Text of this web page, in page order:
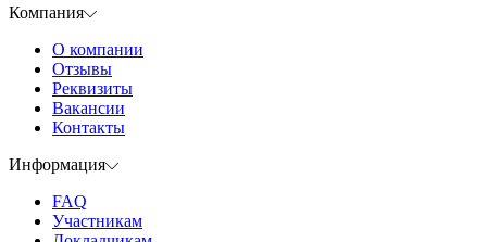
Компания
О компании
Отзывы
Реквизиты
Вакансии
Контакты
Информация
FAQ
Участникам